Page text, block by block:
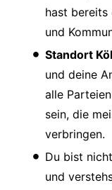
hast bereits
und
Standort
und deine
alle
sein, die
verbringen.
Du bist
und